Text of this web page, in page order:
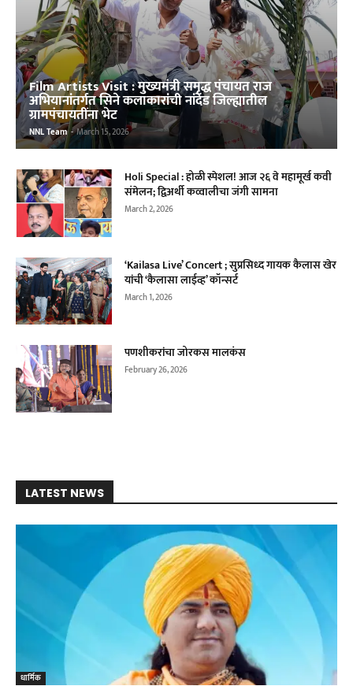
Film Artists Visit : मुख्यमंत्री समृद्ध पंचायत राज
अभियानांतर्गत सिने कलाकारांची नांदेड जिल्ह्यातील
ग्रामपंचायतींना भेट
NNL Team - March 15, 2026
Holi Special : होळी स्पेशल! आज २६ वे महामूर्ख कवी
संमेलन; द्विअर्थी कव्वालीचा जंगी सामना
March 2, 2026
‘Kailasa Live’ Concert ; सुप्रसिध्द गायक कैलास खेर
यांची ‌‘कैलासा लाईव्ह‌’ कॉन्सर्ट
March 1, 2026
पणशीकरांचा जोरकस मालकंस
February 26, 2026
LATEST NEWS
धार्मिक